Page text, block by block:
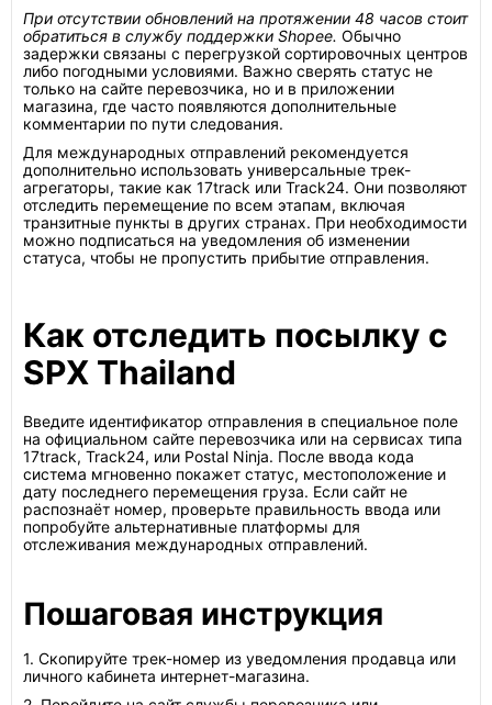
При отсутствии обновлений на протяжении 48 часов стоит
обратиться в службу поддержки Shopee. Обычно
задержки связаны с перегрузкой сортировочных центров
либо погодными условиями. Важно сверять статус не
только на сайте перевозчика, но и в приложении
магазина, где часто появляются дополнительные
комментарии по пути следования.
Для международных отправлений рекомендуется
дополнительно использовать универсальные трек-
агрегаторы, такие как 17track или Track24. Они позволяют
отследить перемещение по всем этапам, включая
транзитные пункты в других странах. При необходимости
можно подписаться на уведомления об изменении
статуса, чтобы не пропустить прибытие отправления.
Как отследить посылку с
SPX Thailand
Введите идентификатор отправления в специальное поле
на официальном сайте перевозчика или на сервисах типа
17track, Track24, или Postal Ninja. После ввода кода
система мгновенно покажет статус, местоположение и
дату последнего перемещения груза. Если сайт не
распознаёт номер, проверьте правильность ввода или
попробуйте альтернативные платформы для
отслеживания международных отправлений.
Пошаговая инструкция
1. Скопируйте трек-номер из уведомления продавца или
личного кабинета интернет-магазина.